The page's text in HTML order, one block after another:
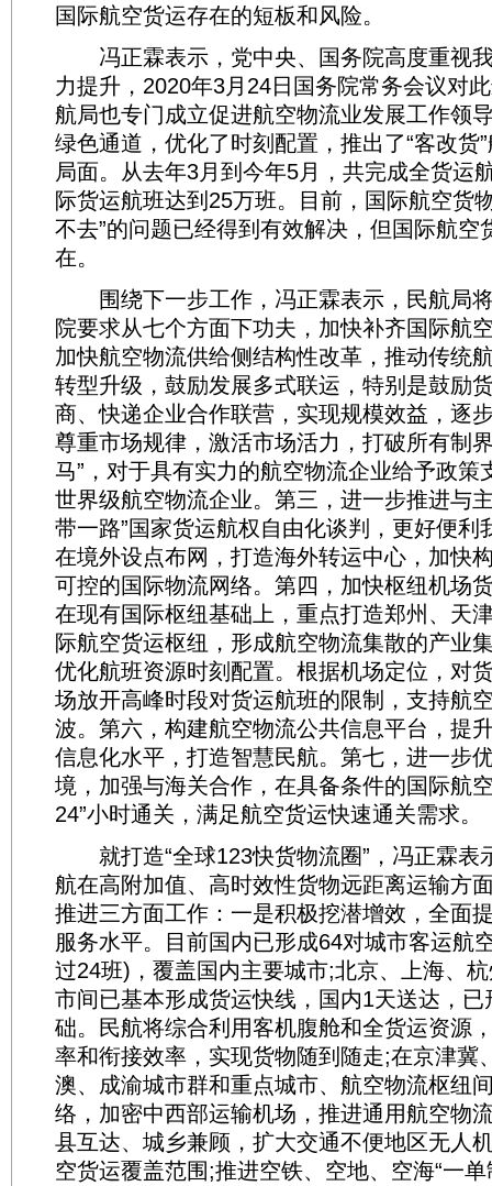
国际航空货运存在的短板和风险。
冯正霖表示，党中央、国务院高度重视
力提升，2020年3月24日国务院常务会议对
航局也专门成立促进航空物流业发展工作领
绿色通道，优化了时刻配置，推出了“客改货
局面。从去年3月到今年5月，共完成全货运
际货运航班达到25万班。目前，国际航空货
不去”的问题已经得到有效解决，但国际航空
在。
围绕下一步工作，冯正霖表示，民航局
院要求从七个方面下功夫，加快补齐国际航
加快航空物流供给侧结构性改革，推动传统
转型升级，鼓励发展多式联运，特别是鼓励
商、快递企业合作联营，实现规模效益，逐
尊重市场规律，激活市场活力，打破所有制
马”，对于具有实力的航空物流企业给予政策
世界级航空物流企业。第三，进一步推进与
带一路”国家货运航权自由化谈判，更好便利
在境外设点布网，打造海外转运中心，加快
可控的国际物流网络。第四，加快枢纽机场
在现有国际枢纽基础上，重点打造郑州、天
际航空货运枢纽，形成航空物流集散的产业
优化航班资源时刻配置。根据机场定位，对
场放开高峰时段对货运航班的限制，支持航
波。第六，构建航空物流公共信息平台，提
信息化水平，打造智慧民航。第七，进一步
境，加强与海关合作，在具备条件的国际航
24”小时通关，满足航空货运快速通关需求。
就打造“全球123快货物流圈”，冯正霖表
航在高附加值、高时效性货物远距离运输方
推进三方面工作：一是积极挖潜增效，全面
服务水平。目前国内已形成64对城市客运航
过24班)，覆盖国内主要城市;北京、上海、
市间已基本形成货运快线，国内1天送达，已
础。民航将综合利用客机腹舱和全货运资源
率和衔接效率，实现货物随到随走;在京津冀
澳、成渝城市群和重点城市、航空物流枢纽
络，加密中西部运输机场，推进通用航空物
县互达、城乡兼顾，扩大交通不便地区无人
空货运覆盖范围;推进空铁、空地、空海“一